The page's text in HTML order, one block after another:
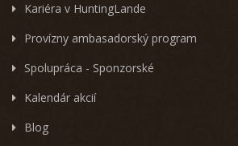
Kariéra v HuntingLande
Provízny ambasadorský program
Spolupráca - Sponzorské
Kalendár akcií
Blog